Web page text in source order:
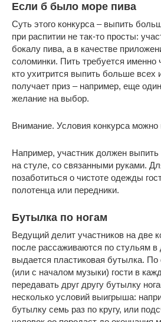
Если б было море пива
Суть этого конкурса – выпить
при распитии не так-то просты:
бокалу пива, а в качестве
соломинки. Пить требуется именно
кто ухитрится выпить больше всех
получает приз – например, еще
желание на выбор.
Внимание. Условия конкурса можно
Например, участник должен
на стуле, со связанными руками.
позаботиться о чистоте одежды
полотенца или передники.
Бутылка по ногам
Ведущий делит участников на две
после рассаживаются по стульям в
выдается пластиковая бутылка. По
(или с началом музыки) гости в
передавать друг другу бутылку
несколько условий выигрыша:
бутылку семь раз по кругу, или